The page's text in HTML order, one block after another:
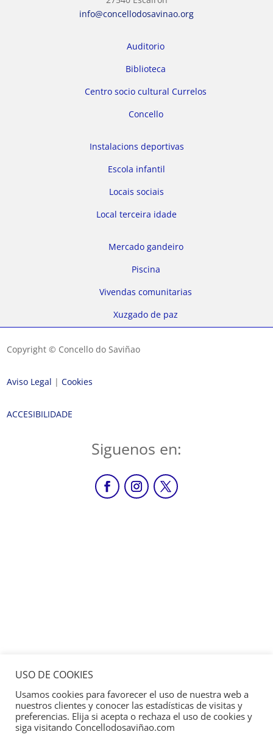
info@concellodosavinao.org
Auditorio
Biblioteca
Centro socio cultural Currelos
Concello
Instalacions deportivas
Escola infantil
Locais sociais
Local terceira idade
Mercado gandeiro
Piscina
Vivendas comunitarias
Xuzgado de paz
Copyright © Concello do Saviñao
Aviso Legal |Cookies
ACCESIBILIDADE
Siguenos en:
USO DE COOKIES
Usamos cookies para favorecer el uso de nuestra web a
nuestros clientes y conocer las estadísticas de visitas y
preferencias. Elija si acepta o rechaza el uso de cookies y
siga visitando Concellodosaviñao.com